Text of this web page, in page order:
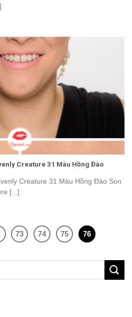
Creature 31 Màu Hồng Đào
Creature 31 Màu Hồng Đào Son
[...]
73 74 75 76